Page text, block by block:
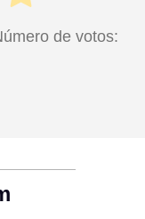
de votos: